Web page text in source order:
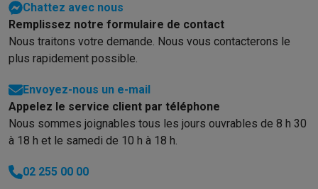
Chattez avec nous
Remplissez notre formulaire de contact
Nous traitons votre demande. Nous vous contacterons le
plus rapidement possible.
Envoyez-nous un e-mail
Appelez le service client par téléphone
Nous sommes joignables tous les jours ouvrables de 8 h 30
à 18 h et le samedi de 10 h à 18 h.
02 255 00 00